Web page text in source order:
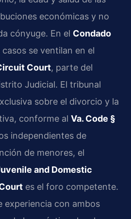
económicas y no
cónyuge. En el Condado
casos se ventilan en el
Court, parte del
Judicial. El tribunal
sobre el divorcio y la
conforme al Va. Code §
independientes de
de menores, el
and Domestic
es el foro competente.
experiencia con ambos